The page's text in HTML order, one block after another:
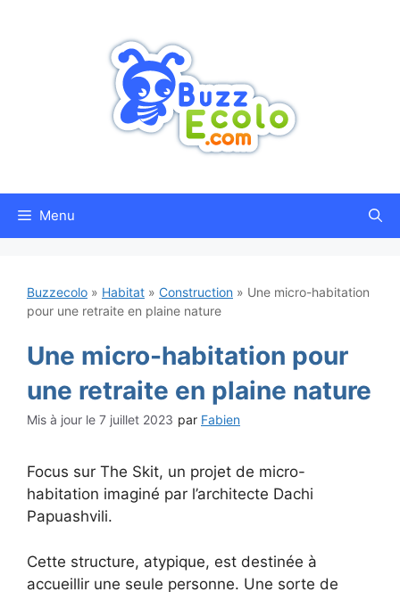
Menu
Buzzecolo » Habitat » Construction » Une micro-habitation
pour une retraite en plaine nature
Une micro-habitation pour
une retraite en plaine nature
7 juillet 2023 par Fabien
Focus sur The Skit, un projet de micro-
habitation imaginé par l’architecte Dachi
Papuashvili.
Cette structure, atypique, est destinée à
accueillir une seule personne. Une sorte de